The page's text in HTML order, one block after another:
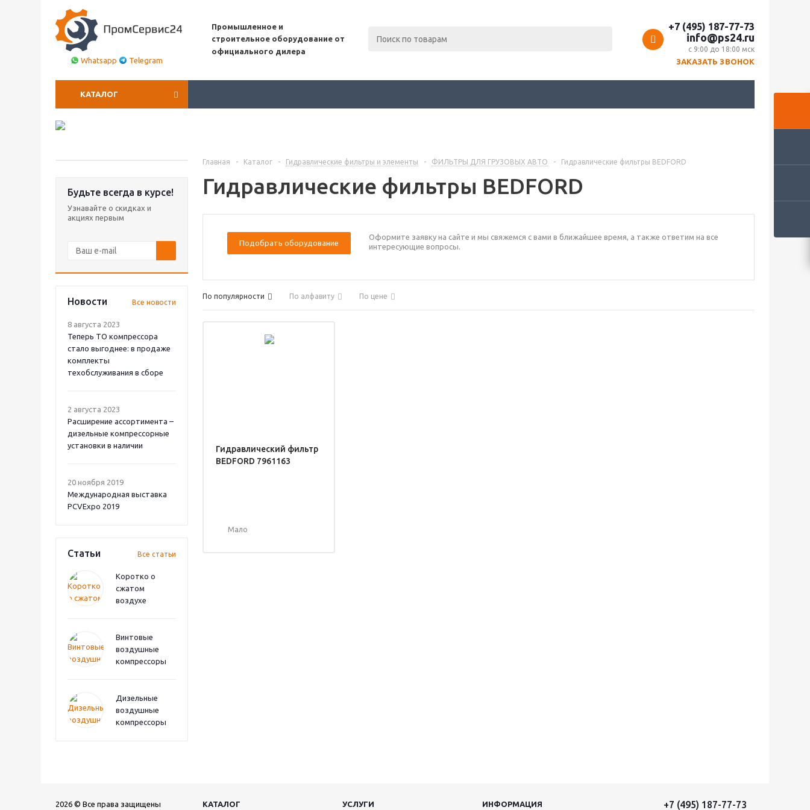
Whatsapp Telegram
Промышленное и
строительное оборудование от
официального дилера
+7 (495) 187-77-73
info@ps24.ru
с 9:00 до 18:00 мск
ЗАКАЗАТЬ ЗВОНОК
КАТАЛОГ
Будьте всегда в курсе!
Узнавайте о скидках и
акциях первым
Новости Все новости
8 августа 2023
Теперь ТО компрессора
стало выгоднее: в продаже
комплекты
техобслуживания в сборе
2 августа 2023
Расширение ассортимента –
дизельные компрессорные
установки в наличии
20 ноября 2019
Международная выставка
PCVExpo 2019
Статьи Все статьи
Коротко о
сжатом
воздухе
Винтовые
воздушные
компрессоры
Дизельные
воздушные
компрессоры
Главная - Каталог - Гидравлические фильтры и элементы - ФИЛЬТРЫ ДЛЯ ГРУЗОВЫХ АВТО - Гидравлические фильтры BEDFORD
Гидравлические фильтры BEDFORD
Подобрать оборудование
Оформите заявку на сайте и мы свяжемся с вами в ближайшее время, а также ответим на все
интересующие вопросы.
По популярности По алфавиту По цене
Гидравлический фильтр
BEDFORD 7961163
Мало
2026 © Все права защищены КАТАЛОГ УСЛУГИ ИНФОРМАЦИЯ +7 (495) 187-77-73